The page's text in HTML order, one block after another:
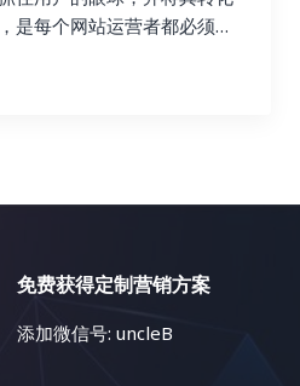
大量的目标流量和转化，而
发现，你可以及时调整你的
要定期监控数据，并根据数
化不断调整航线，才能最终
境和用户行为都在不断变
，才能保持链接建设策略的
小红书如何玩转链接建
你行业相关的博客、论坛和
多的流量，并以此为参考，
最终获得链接。 3. 内容探
在社交媒体上表现优异的内
的主题、格式、推广策略等
具吸引力的内容，从而吸引
门内容，你可以了解目标受
同的语言和文化制定不同的
户需求、搜索习惯和文化背
，你需要了解目标市场的相
激烈也是一个不容忽视的问
场竞争非常激烈，需要付出
是每个网站运营者都必须认
将深入探讨内容多样化策略
持续增长、用户参与度的显
重要？ 想象一下，如果一个
的花卉，即使再娇艳欲滴，
同样的道理，如果一个网站
即使文字再优美，设计再精
免费获得定制营销方案
添加微信号: uncleB